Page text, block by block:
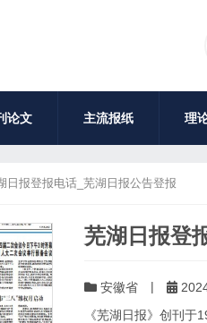
论文 主流报纸 理
日报登报电话_芜湖日报公告登报
芜湖日报登
安徽省 |
《芜湖日报》创刊